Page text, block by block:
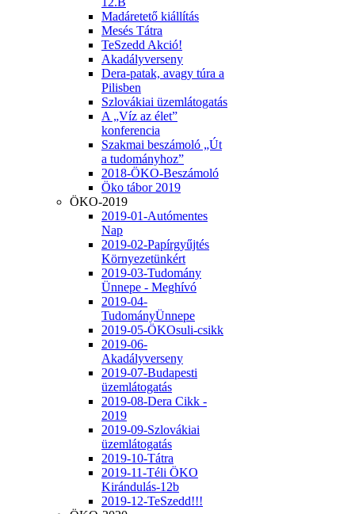
Madáretető kiállítás
Mesés Tátra
TeSzedd Akció!
Akadályverseny
Dera-patak, avagy túra a
Pilisben
Szlovákiai üzemlátogatás
A „Víz az élet”
konferencia
Szakmai beszámoló „Út
a tudományhoz”
2018-ÖKO-Beszámoló
Öko tábor 2019
ÖKO-2019
2019-01-Autómentes
Nap
2019-02-Papírgyűjtés
Környezetünkért
2019-03-Tudomány
Ünnepe - Meghívó
2019-04-
TudományÜnnepe
2019-05-ÖKOsuli-csikk
2019-06-
Akadályverseny
2019-07-Budapesti
üzemlátogatás
2019-08-Dera Cikk -
2019
2019-09-Szlovákiai
üzemlátogatás
2019-10-Tátra
2019-11-Téli ÖKO
Kirándulás-12b
2019-12-TeSzedd!!!